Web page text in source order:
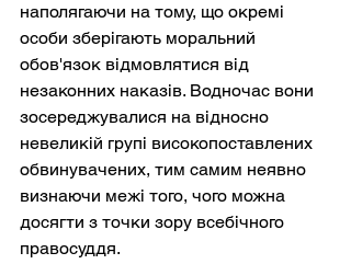
наполягаючи на тому, що окремі
особи зберігають моральний
обов'язок відмовлятися від
незаконних наказів. Водночас вони
зосереджувалися на відносно
невеликій групі високопоставлених
обвинувачених, тим самим неявно
визнаючи межі того, чого можна
досягти з точки зору всебічного
правосуддя.